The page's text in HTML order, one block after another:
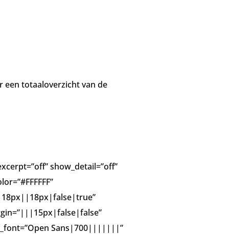
een totaaloverzicht van de
show_detail=”off”
Sans|700|||||||”